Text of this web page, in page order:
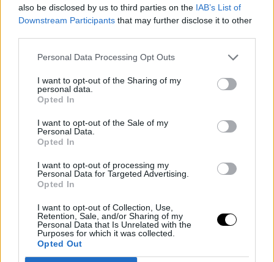
also be disclosed by us to third parties on the IAB’s List of
Downstream Participants that may further disclose it to other
Personal Data Processing Opt Outs
I want to opt-out of the Sharing of my
personal data.
Opted In
I want to opt-out of the Sale of my
Personal Data.
Opted In
I want to opt-out of processing my
Personal Data for Targeted Advertising.
Opted In
I want to opt-out of Collection, Use,
Retention, Sale, and/or Sharing of my
Personal Data that Is Unrelated with the
Purposes for which it was collected.
Opted Out
Por si fuera poco, Fery es elquinto tenista británico
Cameron Norrie, Andy Murray, Tim Henman y Roger
dejado por el camino a grandes nombres comoZizou
demostrando que ya está preparado para que su
nombre aparezca en los grandes escenarios, algo que
se ha asegurado tras sumar unagran cantidad de
puntos ATPque le permitirán acceder a los mejores
torneos del circuito.